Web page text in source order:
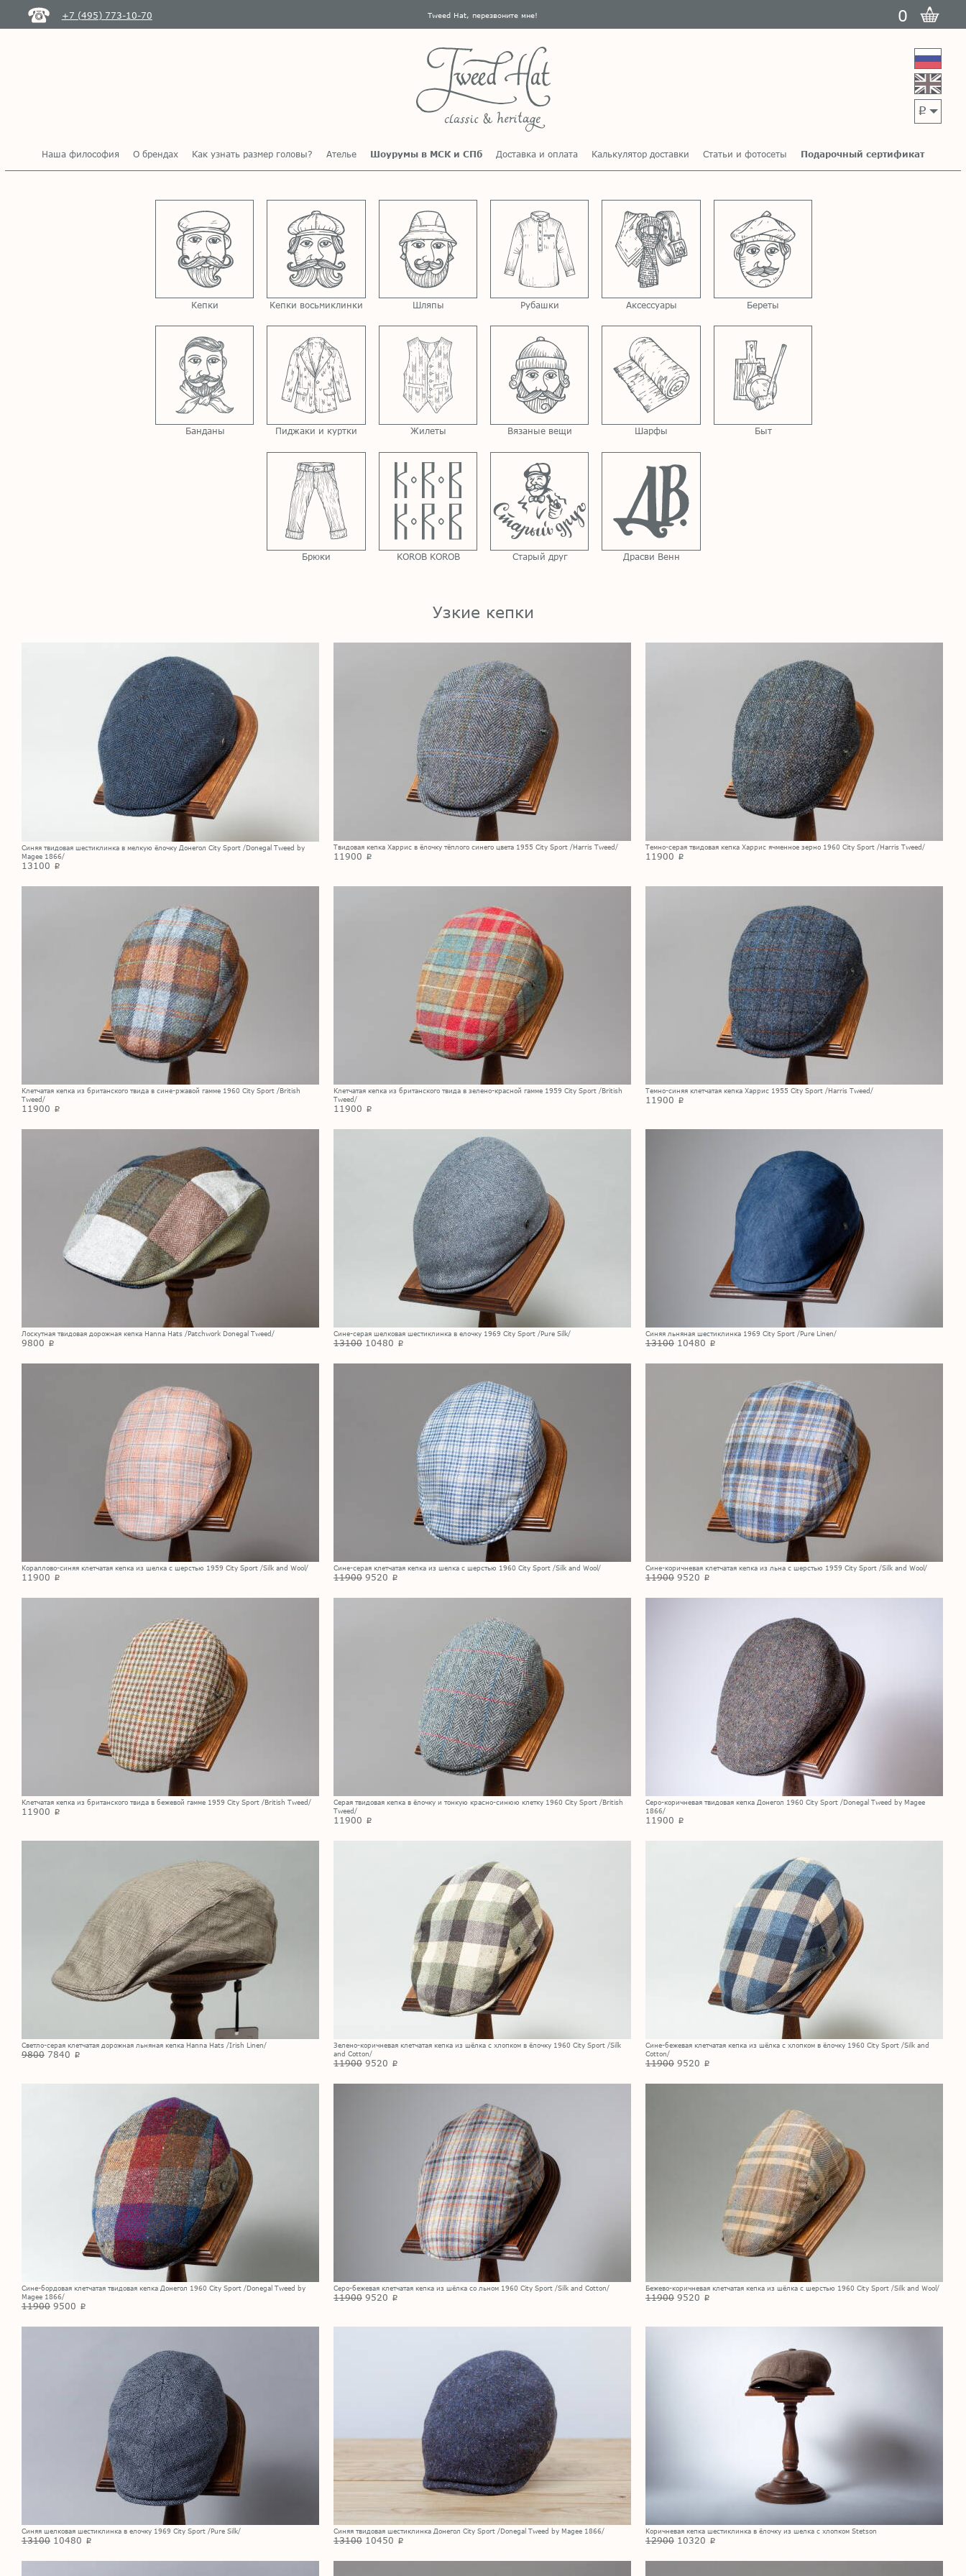
+7 (495) 773-10-70 0
Tweed Hat, перезвоните мне!
p
Наша философия О брендах Как узнать размер головы? Ателье Шоурумы в МСК и СПб Доставка и оплата Калькулятор доставки Статьи и фотосеты Подарочный сертификат
Кепки Кепки восьмиклинки Шляпы Рубашки Аксессуары Береты
Банданы Пиджаки и куртки Жилеты Вязаные вещи Шарфы Быт
Брюки KOROB KOROB Старый друг Драсви Венн
Узкие кепки
Синяя твидовая шестиклинка в мелкую ёлочку Донегол City Sport /Donegal Tweed by
Magee 1866/
13100 p
Твидовая кепка Харрис в ёлочку тёплого синего цвета 1955 City Sport /Harris Tweed/
11900 p
Темно-серая твидовая кепка Харрис ячменное зерно 1960 City Sport /Harris Tweed/
11900 p
Клетчатая кепка из британского твида в сине-ржавой гамме 1960 City Sport /British
Tweed/
11900 p
Клетчатая кепка из британского твида в зелено-красной гамме 1959 City Sport /British
Tweed/
11900 p
Темно-синяя клетчатая кепка Харрис 1955 City Sport /Harris Tweed/
11900 p
Лоскутная твидовая дорожная кепка Hanna Hats /Patchwork Donegal Tweed/
9800 p
Сине-серая шелковая шестиклинка в елочку 1969 City Sport /Pure Silk/
13100 10480 p
Синяя льняная шестиклинка 1969 City Sport /Pure Linen/
13100 10480 p
Кораллово-синяя клетчатая кепка из шелка с шерстью 1959 City Sport /Silk and Wool/
11900 p
Сине-серая клетчатая кепка из шелка с шерстью 1960 City Sport /Silk and Wool/
11900 9520 p
Сине-коричневая клетчатая кепка из льна с шерстью 1959 City Sport /Silk and Wool/
11900 9520 p
Клетчатая кепка из британского твида в бежевой гамме 1959 City Sport /British Tweed/
11900 p
Серая твидовая кепка в ёлочку и тонкую красно-синюю клетку 1960 City Sport /British
Tweed/
11900 p
Серо-коричневая твидовая кепка Донегол 1960 City Sport /Donegal Tweed by Magee
1866/
11900 p
Светло-серая клетчатая дорожная льняная кепка Hanna Hats /Irish Linen/
9800 7840 p
Зелено-коричневая клетчатая кепка из шёлка с хлопком в ёлочку 1960 City Sport /Silk
and Cotton/
11900 9520 p
Сине-бежевая клетчатая кепка из шёлка с хлопком в ёлочку 1960 City Sport /Silk and
Cotton/
11900 9520 p
Сине-бордовая клетчатая твидовая кепка Донегол 1960 City Sport /Donegal Tweed by
Magee 1866/
11900 9500 p
Серо-бежевая клетчатая кепка из шёлка со льном 1960 City Sport /Silk and Cotton/
11900 9520 p
Бежево-коричневая клетчатая кепка из шёлка с шерстью 1960 City Sport /Silk and Wool/
11900 9520 p
Синяя шелковая шестиклинка в елочку 1969 City Sport /Pure Silk/
13100 10480 p
Синяя твидовая шестиклинка Донегол City Sport /Donegal Tweed by Magee 1866/
13100 10450 p
Коричневая кепка шестиклинка в ёлочку из шелка с хлопком Stetson
12900 10320 p